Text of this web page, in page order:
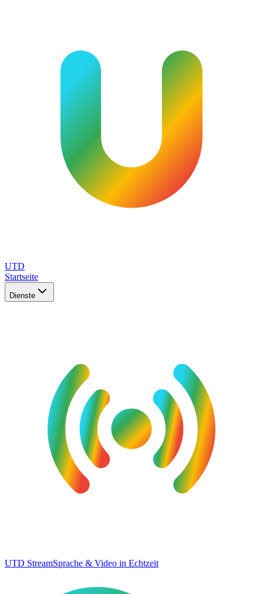
UTD
Startseite
Dienste
UTD StreamSprache & Video in Echtzeit